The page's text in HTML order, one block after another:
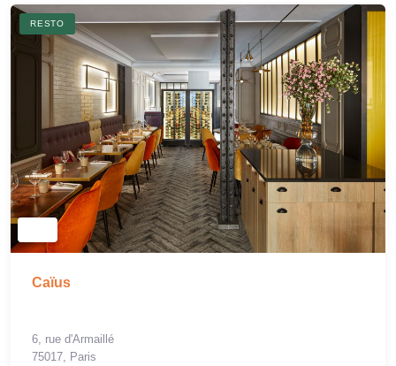
RESTO
Caïus
6, rue d'Armaillé
75017, Paris